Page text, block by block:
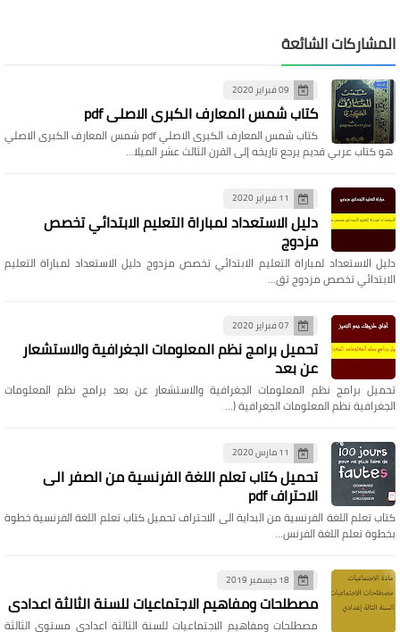
المشاركات الشائعة
09 فبراير 2020
كتاب شمس المعارف الكبرى الاصلي pdf
كتاب شمس المعارف الكبرى الاصلي pdf شمس المعارف الكبرى الاصلي
هو كتاب عربي قديم يرجع تاريخه إلى القرن الثالث عشر الميلا…
11 فبراير 2020
دليل الاستعداد لمباراة التعليم الابتدائي تخصص
مزدوج
دليل الاستعداد لمباراة التعليم الابتدائي تخصص مزدوج دليل الاستعداد لمباراة التعليم
الابتدائي تخصص مزدوج تق…
07 فبراير 2020
تحميل برامج نظم المعلومات الجغرافية والاستشعار
عن بعد
تحميل برامج نظم المعلومات الجغرافية والاستشعار عن بعد برامج نظم المعلومات
الجغرافية نظم المعلومات الجغرافية (…
11 مارس 2020
تحميل كتاب تعلم اللغة الفرنسية من الصفر الى
الاحتراف pdf
كتاب تعلم اللغة الفرنسية من البداية الى الاحتراف تحميل كتاب تعلم اللغة الفرنسية خطوة
بخطوة تعلم اللغة الفرنس…
18 ديسمبر 2019
مصطلحات ومفاهيم الاجتماعيات للسنة الثالثة اعدادي
مصطلحات ومفاهيم الاجتماعيات للسنة الثالثة اعدادي مستوى الثالثة